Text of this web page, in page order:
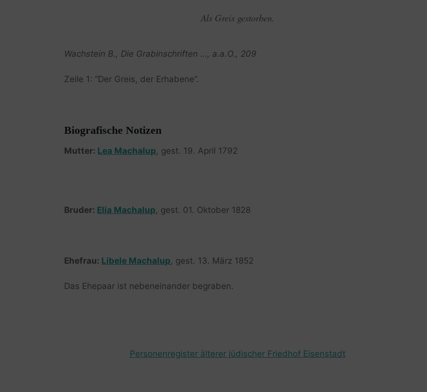
Als Greis gestorben.
Wachstein B., Die Grabinschriften …, a.a.O., 209
Zeile 1: “Der Greis, der Erhabene”.
Biografische Notizen
Mutter: Lea Machalup, gest. 19. April 1792
Bruder: Elia Machalup, gest. 01. Oktober 1828
Ehefrau: Libele Machalup, gest. 13. März 1852
Das Ehepaar ist nebeneinander begraben.
Personenregister älterer jüdischer Friedhof Eisenstadt